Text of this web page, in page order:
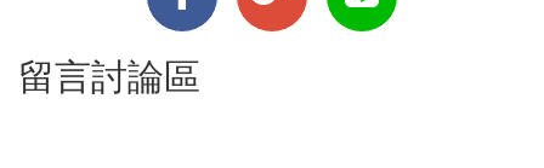
留言討論區